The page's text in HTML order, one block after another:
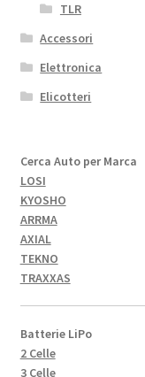
TLR
Accessori
Elettronica
Elicotteri
Cerca Auto per Marca
LOSI
KYOSHO
ARRMA
AXIAL
TEKNO
TRAXXAS
Batterie LiPo
2 Celle
3 Celle